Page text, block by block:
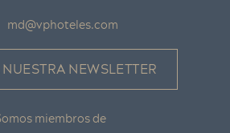
md@vphoteles.com
NEWSLETTER
miembros de